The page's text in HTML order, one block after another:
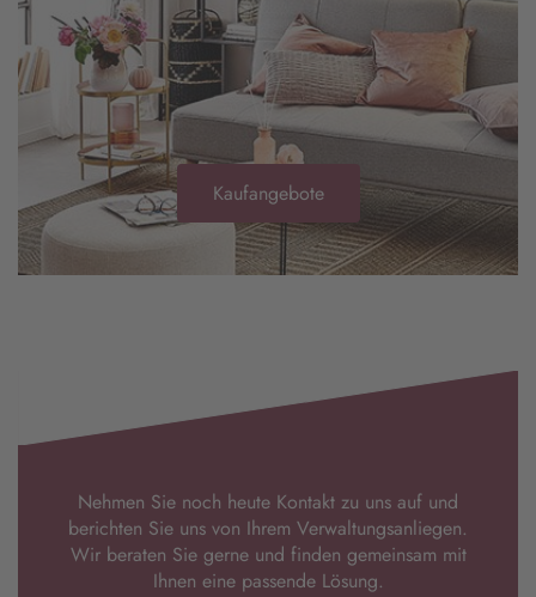
Kaufangebote
Nehmen Sie noch heute Kontakt zu uns auf und
berichten Sie uns von Ihrem Verwaltungsanliegen.
Wir beraten Sie gerne und finden gemeinsam mit
Ihnen eine passende Lösung.